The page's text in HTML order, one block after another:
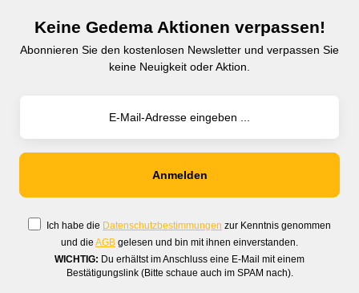
Keine Gedema Aktionen verpassen!
Abonnieren Sie den kostenlosen Newsletter und verpassen Sie
keine Neuigkeit oder Aktion.
Ich habe die Datenschutzbestimmungen zur Kenntnis genommen
und die AGB gelesen und bin mit ihnen einverstanden.
WICHTIG: Du erhältst im Anschluss eine E-Mail mit einem
Bestätigungslink (Bitte schaue auch im SPAM nach).